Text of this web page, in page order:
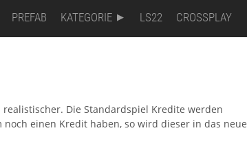
PREFAB KATEGORIE LS22 CROSSPLAY
Die Standardspiel Kredite werden
einen Kredit haben, so wird dieser in das neue